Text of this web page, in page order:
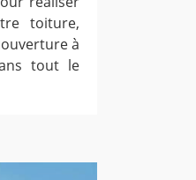
toiture,
à
tout le